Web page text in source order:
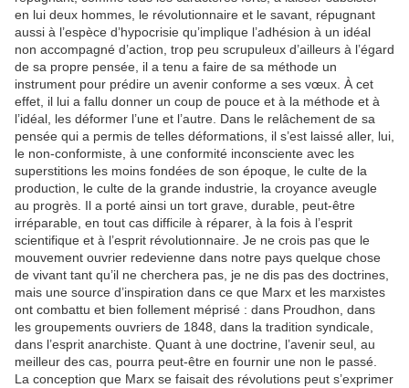
en lui deux hommes, le révolutionnaire et le savant, répugnant
aussi à l’espèce d’hypocrisie qu’implique l’adhésion à un idéal
non accompagné d’action, trop peu scrupuleux d’ailleurs à l’égard
de sa propre pensée, il a tenu a faire de sa méthode un
instrument pour prédire un avenir conforme a ses vœux. À cet
effet, il lui a fallu donner un coup de pouce et à la méthode et à
l’idéal, les déformer l’une et l’autre. Dans le relâchement de sa
pensée qui a permis de telles déformations, il s’est laissé aller, lui,
le non-conformiste, à une conformité inconsciente avec les
superstitions les moins fondées de son époque, le culte de la
production, le culte de la grande industrie, la croyance aveugle
au progrès. Il a porté ainsi un tort grave, durable, peut-être
irréparable, en tout cas difficile à réparer, à la fois à l’esprit
scientifique et à l’esprit révolutionnaire. Je ne crois pas que le
mouvement ouvrier redevienne dans notre pays quelque chose
de vivant tant qu’il ne cherchera pas, je ne dis pas des doctrines,
mais une source d’inspiration dans ce que Marx et les marxistes
ont combattu et bien follement méprisé : dans Proudhon, dans
les groupements ouvriers de 1848, dans la tradition syndicale,
dans l’esprit anarchiste. Quant à une doctrine, l’avenir seul, au
meilleur des cas, pourra peut-être en fournir une non le passé.
La conception que Marx se faisait des révolutions peut s’exprimer